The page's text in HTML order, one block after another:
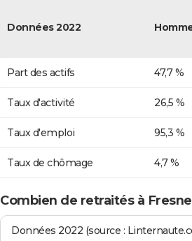
Données 2022
Part des actifs 47,7 %
Taux d'activité 26,5 %
Taux d'emploi 95,3 %
Taux de chômage 4,7 %
Combien de retraités à
Données 2022 (source :